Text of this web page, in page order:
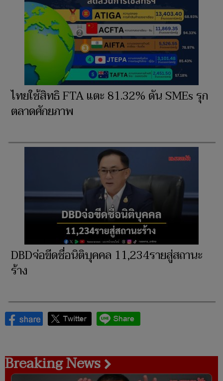
ไทยใช้สิทธิ FTA แตะ 81.32% ดัน SMEs รุก
ตลาดศักยภาพ
DBDจ่อขีดชื่อนิติบุคคล 11,234รายสู่สถานะ
ร้าง
Breaking News